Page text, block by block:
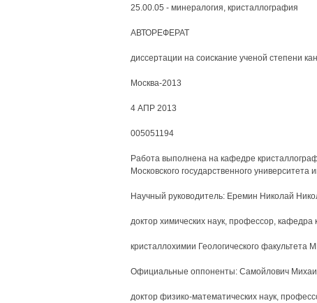
25.00.05 - минералогия, кристаллография
АВТОРЕФЕРАТ
диссертации на соискание ученой степени
Москва-2013
4 АПР 2013
005051194
Работа выполнена на кафедре
Московского государственного
Научный руководитель: Еремин Николай
доктор химических наук, профессор, кафедра
кристаллохимии Геологического
Официальные оппоненты: Самойлович
доктор физико-математических наук,